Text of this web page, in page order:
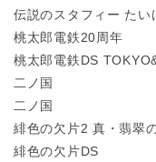
伝説のスタフィー たい
桃太郎電鉄20周年
桃太郎電鉄DS
二ノ国
二ノ国
緋色の欠片2 真・翡翠
緋色の欠片DS